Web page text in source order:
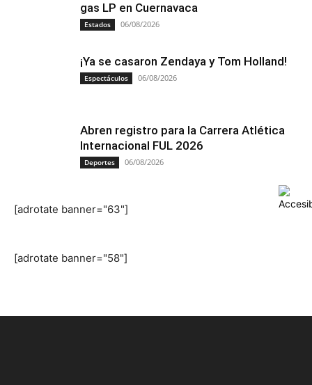
gas LP en Cuernavaca
Estados 06/08/2026
¡Ya se casaron Zendaya y Tom Holland!
Espectáculos 06/08/2026
Abren registro para la Carrera Atlética
Internacional FUL 2026
Deportes 06/08/2026
[adrotate banner="63"]
[adrotate banner="58"]